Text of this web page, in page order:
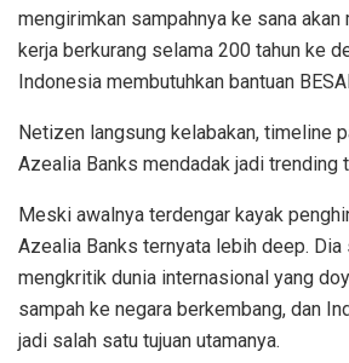
mengirimkan sampahnya ke sana
kerja berkurang selama 200 tahun ke
Indonesia membutuhkan bantuan
Netizen langsung kelabakan, timeline
Azealia Banks mendadak jadi trending
Meski awalnya terdengar kayak
Azealia Banks ternyata lebih deep. Dia
mengkritik dunia internasional yang
sampah ke negara berkembang, dan
jadi salah satu tujuan utamanya.